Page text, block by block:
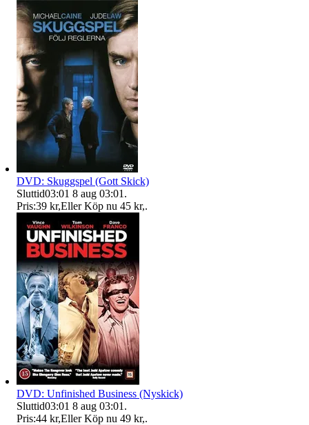
DVD: Skuggspel (Gott Skick)
Sluttid03:01 8 aug 03:01 .
Pris:39 kr,Eller Köp nu 45 kr,.
DVD: Unfinished Business (Nyskick)
Sluttid03:01 8 aug 03:01 .
Pris:44 kr,Eller Köp nu 49 kr,.